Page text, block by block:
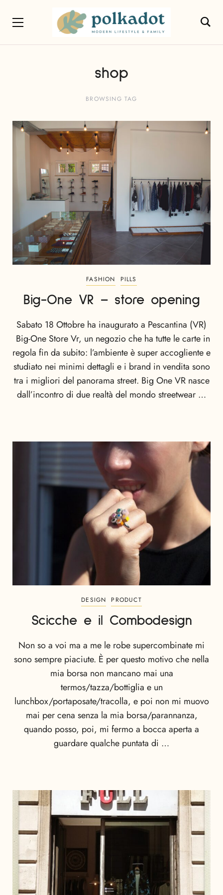
shop
BROWSING TAG
FASHION PILLS
Big-One VR – store opening
Sabato 18 Ottobre ha inaugurato a Pescantina (VR)
Big-One Store Vr, un negozio che ha tutte le carte in
regola fin da subito: l’ambiente è super accogliente e
studiato nei minimi dettagli e i brand in vendita sono
tra i migliori del panorama street. Big One VR nasce
dall’incontro di due realtà del mondo streetwear …
DESIGN PRODUCT
Scicche e il Combodesign
Non so a voi ma a me le robe supercombinate mi
sono sempre piaciute. È per questo motivo che nella
mia borsa non mancano mai una
termos/tazza/bottiglia e un
lunchbox/portaposate/tracolla, e poi non mi muovo
mai per cena senza la mia borsa/parannanza,
quando posso, poi, mi fermo a bocca aperta a
guardare qualche puntata di …